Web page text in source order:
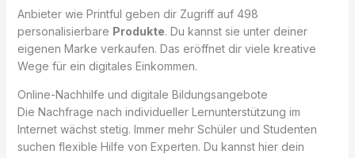
Anbieter wie Printful geben dir Zugriff auf 498
personalisierbare Produkte. Du kannst sie unter deiner
eigenen Marke verkaufen. Das eröffnet dir viele kreative
Wege für ein digitales Einkommen.
Online-Nachhilfe und digitale Bildungsangebote
Die Nachfrage nach individueller Lernunterstützung im
Internet wächst stetig. Immer mehr Schüler und Studenten
suchen flexible Hilfe von Experten. Du kannst hier dein